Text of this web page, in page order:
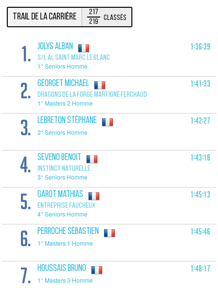
Trail de la carrière
217
219
Classés
1. JOLYS Alban
S/L AL SAINT MARC LE BLANC
1° Seniors Homme
1:36:39
2. GEORGET Michael
DRAGONS DE LA FORGE MARTIGNÉ FERCHAUD
1° Masters 2 Homme
1:41:33
3. LEBRETON Stéphane
2° Seniors Homme
1:42:27
4. SEVENO Benoit
INSTINCT NATURELLE
3° Seniors Homme
1:43:18
5. GAROT Mathias
ENTREPRISE FAUCHEUX
4° Seniors Homme
1:45:13
6. PERROCHE Sébastien
1° Masters 1 Homme
1:45:46
7. HOUSSAIS Bruno
1° Masters 3 Homme
1:48:17